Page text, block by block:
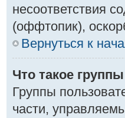
несоответствия
(оффтопик),
Вернуться к
Что такое
Группы
части,